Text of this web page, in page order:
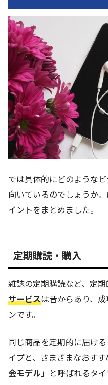
では具体的にどのような
向いているのでしょうか
イントをまとめました。
定期購読・購入
雑誌の定期購読など、定
サービスは昔からあり、
ンです。
同じ商品を定期的に届け
イプと、さまざまなおす
会モデル」と呼ばれるタイ